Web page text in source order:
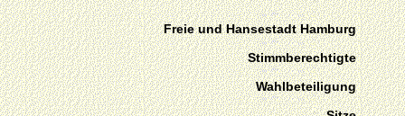
Freie und Hansestadt Hamburg
Stimmberechtigte
Wahlbeteiligung